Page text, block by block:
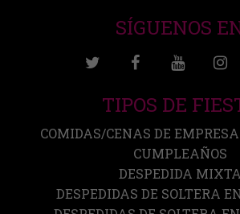
SÍGUENOS
TIPOS DE
COMIDAS/CENAS DE EMPRESA
CUMPLEAÑOS
DESPEDIDA MIXTA
DESPEDIDAS DE SOLTERA